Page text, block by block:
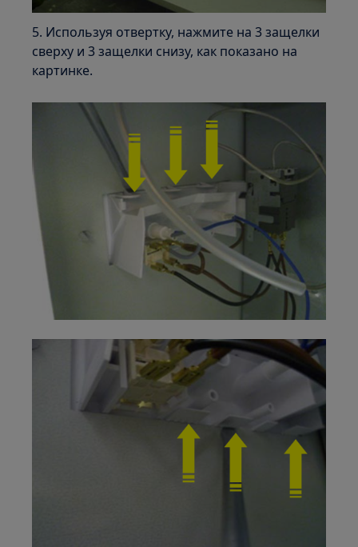
5. Используя отвертку, нажмите на 3 защелки
сверху и 3 защелки снизу, как показано на
картинке.